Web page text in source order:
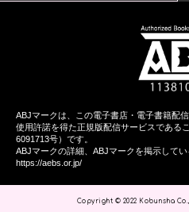
ABJマークは、この電子書店・電子書籍配
使用許諾を得た正規版配信サービスである
6091713号）です。
ABJマークの詳細、ABJマークを掲示して
https://aebs.or.jp/
Copyright © 2022 Kobunsha